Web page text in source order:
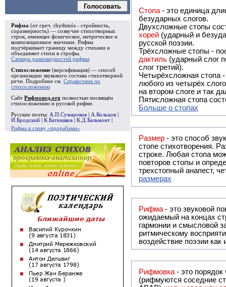
Голосовать
Рифма (от греч. rhythmós - стройность,
соразмерность) — созвучие стихотворных
строк, имеющее фоническое, метрическое и
композиционное значение. Рифма
подчёркивает границу между стихами и
объединяет стихи в строфы
Словарь разновидностей рифмы
Стихосложение (версификация) — способ
организации звукового состава стихотворной
речи. Подробнее см. Справочник по
стихосложению
Сайт Рифмовед.org полностью посвящён
стихосложению и русской рифме.
Русские поэты: А.П.Сумароков А.Кольцов
И.Бродский
К.Батюшков К.Д.Бальмонт
Рифма к слову «прорабами»
Стопа - это единица
безударных слогов.
Двухсложные стопы
хорей (ударный и
русской поэзии.
Трёхсложные стопы -
дактиль (ударный слог
слог третий).
Четырёхсложная стопа
любого из четырёх
на втором слоге и так
Пятисложная стопа
Больше о стопах
Размер - это способ
стопе стихотворения.
строке. Любая стопа
повторов стопы и
трехстопный анапест,
размерах
Рифма - это звуковой повтор, традиционно используемый в поэзии и, как
ожидаемый на концах
гармонии и смысловой
ритмическому
воздействие поэзии
Рифмовка - это
(рифмуются соседние